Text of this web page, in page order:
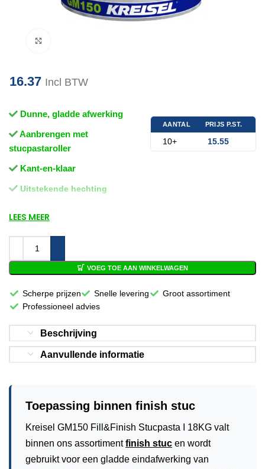
16.37 Incl BTW
Dunne, gladde afwerking
Aanbrengen met
stucpastaroller
Kant-en-klaar
Uitstekende hechting
AANTAL PRIJS P.ST.
10+ 15.55
LEES MEER
VOEG TOE AAN WINKELWAGEN
Scherpe prijzen Snelle levering
Groot assortiment
Professioneel advies
Beschrijving
Aanvullende informatie
Toepassing binnen finish stuc
Kreisel GM150 Fill&Finish Stucpasta I 18KG valt
binnen ons assortimentfinish stuc en wordt
gebruikt voor een gladde eindafwerking van